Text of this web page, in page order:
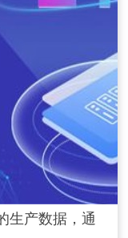
生产数据，通